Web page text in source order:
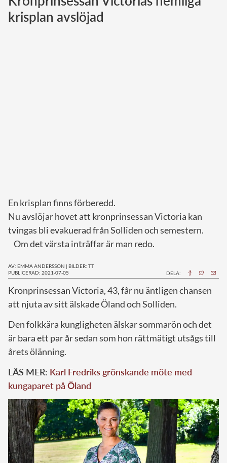
Norska kungahuset
krisplan avslöjad
En krisplan finns förberedd.
Nu avslöjar hovet att kronprinsessan Victoria kan
tvingas bli evakuerad från Solliden och semestern.
Om det värsta inträffar är man redo.
AV: EMMA ANDERSSON | BILDER: TT
PUBLICERAD: 2021-07-05
DELA:
Kronprinsessan Victoria, 43, får nu äntligen chansen
att njuta av sitt älskade Öland och Solliden.
Den folkkära kungligheten älskar sommarön och det
är bara ett par år sedan som hon rättmätigt utsågs till
årets ölänning.
LÄS MER: Karl Fredriks grönskande möte med
kungaparet på Öland